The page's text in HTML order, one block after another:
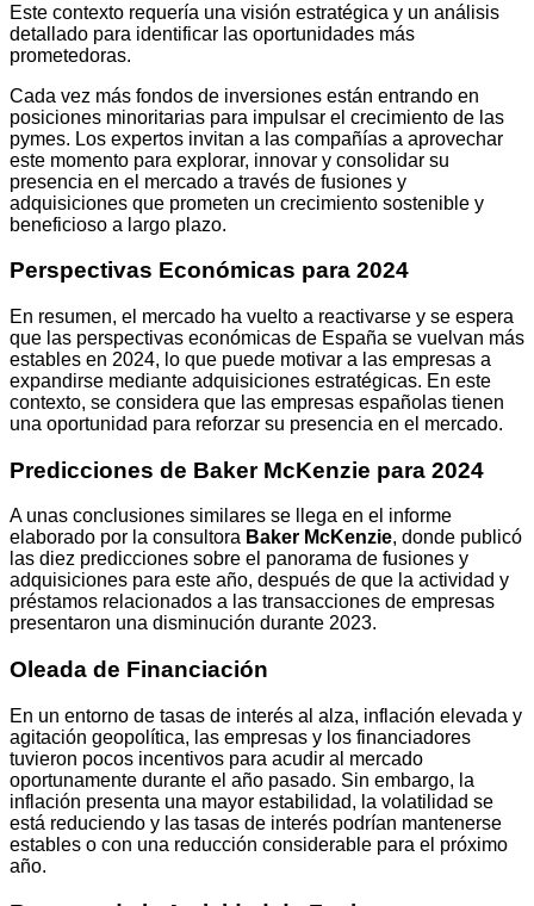
Este contexto requería una visión estratégica y un análisis
detallado para identificar las oportunidades más
prometedoras.
Cada vez más fondos de inversiones están entrando en
posiciones minoritarias para impulsar el crecimiento de las
pymes. Los expertos invitan a las compañías a aprovechar
este momento para explorar, innovar y consolidar su
presencia en el mercado a través de fusiones y
adquisiciones que prometen un crecimiento sostenible y
beneficioso a largo plazo.
Perspectivas Económicas para 2024
En resumen, el mercado ha vuelto a reactivarse y se espera
que las perspectivas económicas de España se vuelvan más
estables en 2024, lo que puede motivar a las empresas a
expandirse mediante adquisiciones estratégicas. En este
contexto, se considera que las empresas españolas tienen
una oportunidad para reforzar su presencia en el mercado.
Predicciones de Baker McKenzie para 2024
A unas conclusiones similares se llega en el informe
elaborado por la consultora Baker McKenzie, donde publicó
las diez predicciones sobre el panorama de fusiones y
adquisiciones para este año, después de que la actividad y
préstamos relacionados a las transacciones de empresas
presentaron una disminución durante 2023.
Oleada de Financiación
En un entorno de tasas de interés al alza, inflación elevada y
agitación geopolítica, las empresas y los financiadores
tuvieron pocos incentivos para acudir al mercado
oportunamente durante el año pasado. Sin embargo, la
inflación presenta una mayor estabilidad, la volatilidad se
está reduciendo y las tasas de interés podrían mantenerse
estables o con una reducción considerable para el próximo
año.